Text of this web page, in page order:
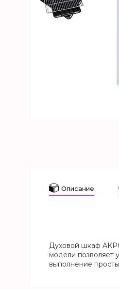
Описание
Духовой шкаф
модели позволяет
выполнение